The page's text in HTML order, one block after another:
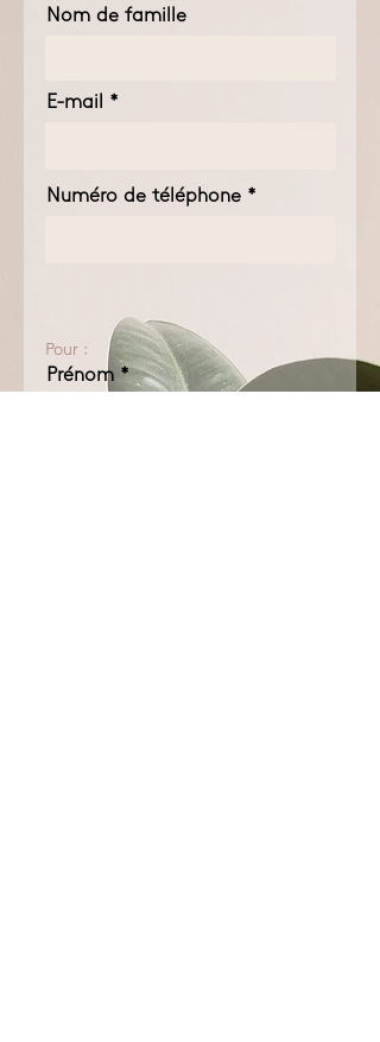
Nom de famille
E-mail
Numéro de téléphone
Pour :
Prénom